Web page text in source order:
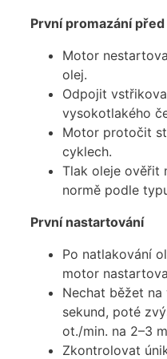
První promazání
Motor
olej.
Odpojit
vysokotlakého
Motor protočit
cyklech.
Tlak oleje ověřit
normě podle
První nastartování
Po natlakování
motor
Nechat běžet
sekund, poté
ot./min. na 2–3
Zkontrolovat